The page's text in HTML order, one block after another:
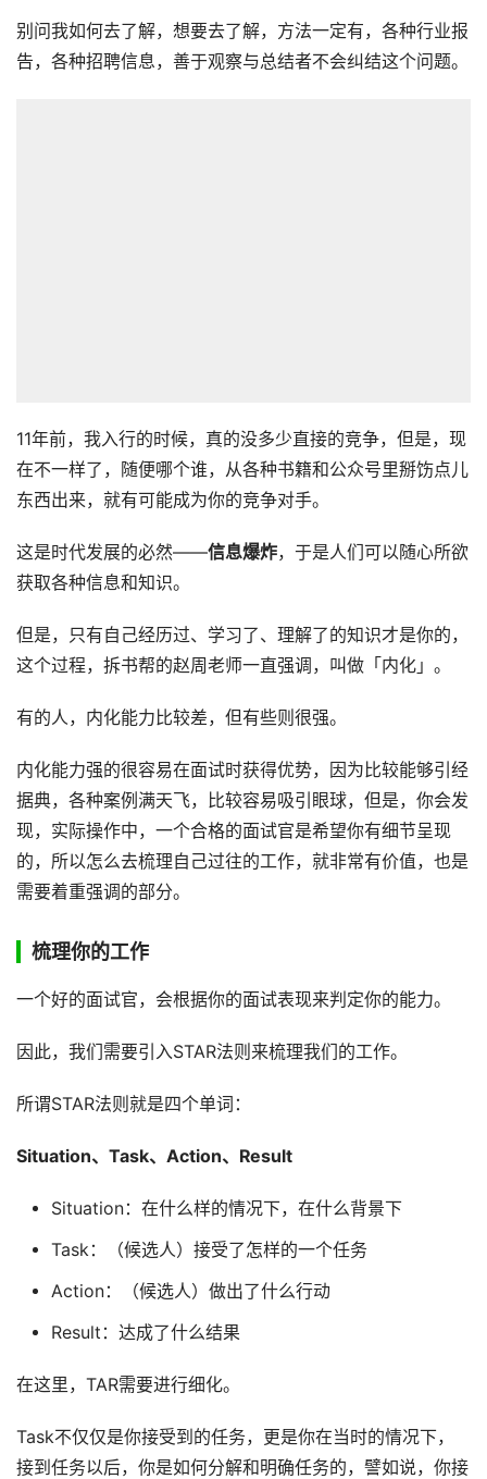
别问我如何去了解，想要去了解，方法一定有，各种行业报
告，各种招聘信息，善于观察与总结者不会纠结这个问题。
11年前，我入行的时候，真的没多少直接的竞争，但是，现
在不一样了，随便哪个谁，从各种书籍和公众号里掰饬点儿
东西出来，就有可能成为你的竞争对手。
这是时代发展的必然——信息爆炸，于是人们可以随心所欲
获取各种信息和知识。
但是，只有自己经历过、学习了、理解了的知识才是你的，
这个过程，拆书帮的赵周老师一直强调，叫做「内化」。
有的人，内化能力比较差，但有些则很强。
内化能力强的很容易在面试时获得优势，因为比较能够引经
据典，各种案例满天飞，比较容易吸引眼球，但是，你会发
现，实际操作中，一个合格的面试官是希望你有细节呈现
的，所以怎么去梳理自己过往的工作，就非常有价值，也是
需要着重强调的部分。
梳理你的工作
一个好的面试官，会根据你的面试表现来判定你的能力。
因此，我们需要引入STAR法则来梳理我们的工作。
所谓STAR法则就是四个单词：
Situation、Task、Action、Result
Situation：在什么样的情况下，在什么背景下
Task：（候选人）接受了怎样的一个任务
Action：（候选人）做出了什么行动
Result：达成了什么结果
在这里，TAR需要进行细化。
Task不仅仅是你接受到的任务，更是你在当时的情况下，
接到任务以后，你是如何分解和明确任务的，譬如说，你接